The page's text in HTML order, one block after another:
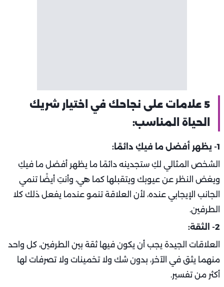
5 علامات على نجاحك في اختيار شريك
الحياة المناسب:
1- يظهر أفضل ما فيكِ دائمًا:
الشخص المثالي لكِ ستجدينه دائمًا ما يظهر أفضل ما فيكِ
ويغض النظر عن عيوبك ويتقبلها كما هي، وأنتِ أيضًا تنمي
الجانب الإيجابي عنده، لأن العلاقة تنمو عندما يفعل ذلك كلا
الطرفين.
2- الثقة:
العلاقات الجيدة يجب أن يكون فيها ثقة بين الطرفين، كل واحد
منهما يثق في الآخر، بدون شك ولا تخمينات ولا تصرفات لها
أكثر من تفسير.